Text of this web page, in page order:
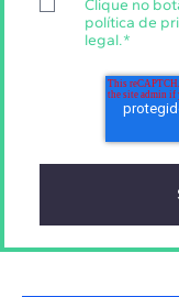
Clique no
política de
legal.*